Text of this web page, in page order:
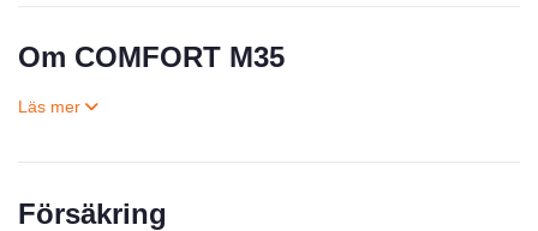
Om COMFORT M35
Försäkring